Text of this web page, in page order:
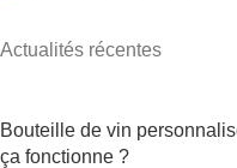
Actualités récentes
Bouteille de vin
ça fonctionne ?